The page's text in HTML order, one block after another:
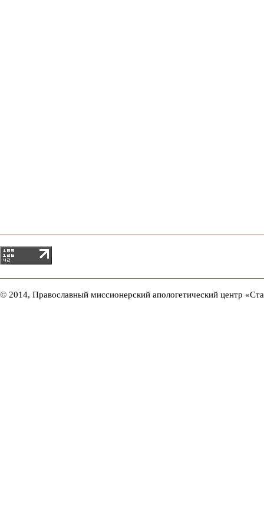
© 2014, Православный миссионерский апологетический центр